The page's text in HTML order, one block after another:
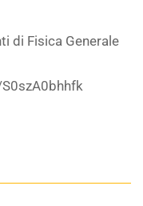
di Fisica Generale